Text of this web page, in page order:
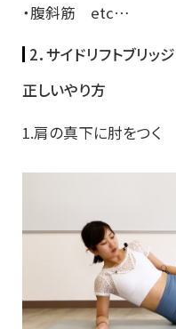
・腹斜筋 etc…
2．サイドリフトブリッジ
正しいやり方
1.肩の真下に肘をつく